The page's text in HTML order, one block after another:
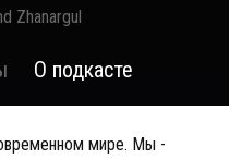
Zhanargul
О подкасте
мире. Мы -